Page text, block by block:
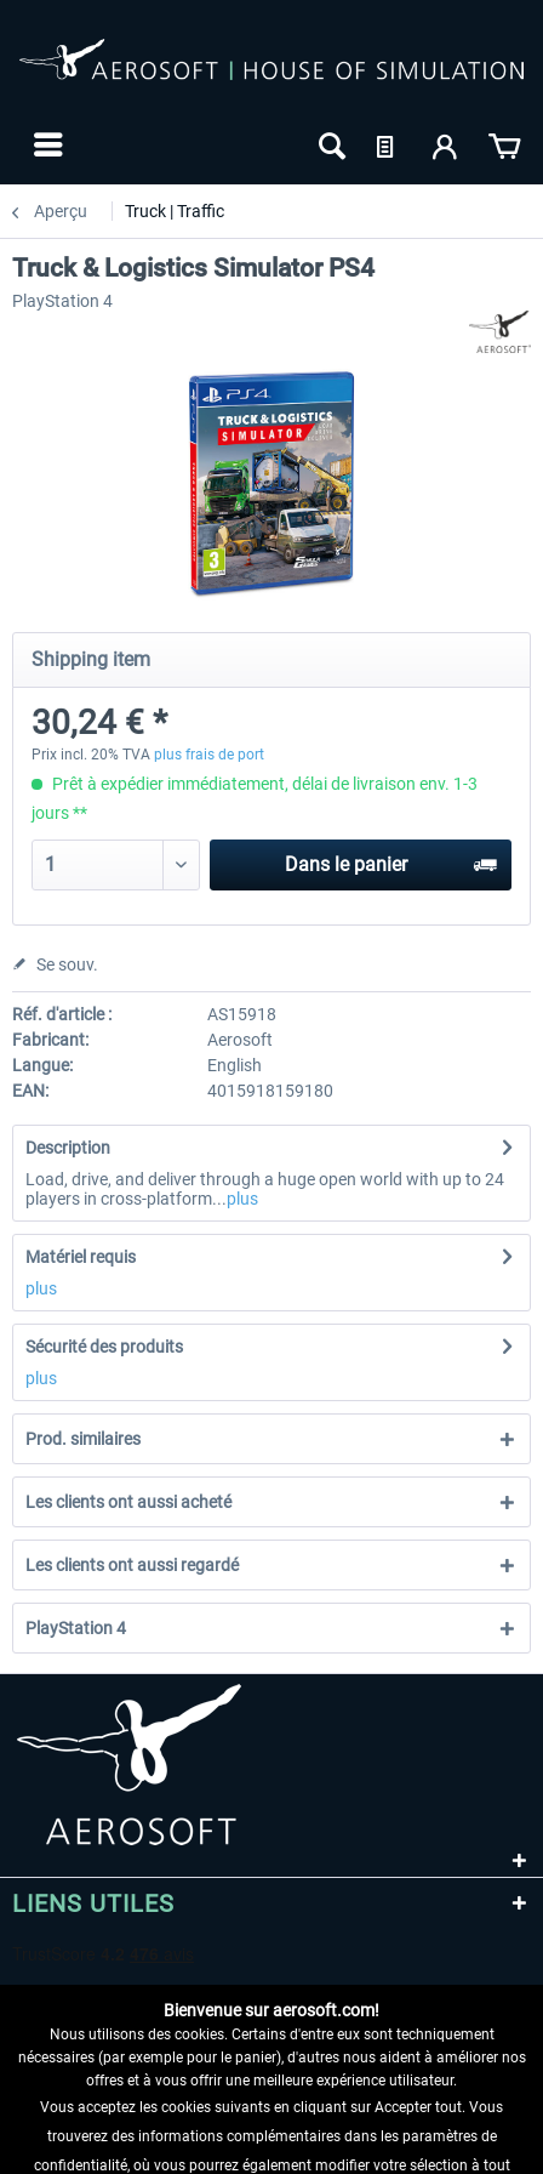
Aperçu Truck | Traffic
CityDriver
30,24 € *
-20
CityDriver - Deluxe
Truck & Logistics Simulator PS4
PlayStation 4
Shipping item
30,24 € *
Prix incl. 20% TVA plus frais de port
Prêt à expédier immédiatement, délai de livraison env. 1-3
jours **
Dans le panier
Se souv.
Réf. d'article :
AS15918
Fabricant:
Aerosoft
Langue:
English
EAN:
4015918159180
Description
Load, drive, and deliver through a huge open world with up to 24
players in cross-platform...plus
Matériel requis
plus
Sécurité des produits
plus
Prod. similaires
Les clients ont aussi acheté
Les clients ont aussi regardé
PlayStation 4
LIENS UTILES
RENONCER AU CONTRAT ICI
Bienvenue sur aerosoft.com!
Nous utilisons des cookies. Certains d'entre eux sont techniquement
nécessaires (par exemple pour le panier), d'autres nous aident à améliorer nos
offres et à vous offrir une meilleure expérience utilisateur.
Vous acceptez les cookies suivants en cliquant sur Accepter tout. Vous
trouverez des informations complémentaires dans les paramètres de
confidentialité, où vous pourrez également modifier votre sélection à tout